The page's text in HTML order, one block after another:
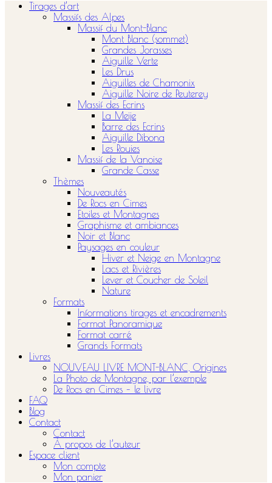
Tirages d’art
Massifs des Alpes
Massif du Mont-Blanc
Mont Blanc (sommet)
Grandes Jorasses
Aiguille Verte
Les Drus
Aiguilles de Chamonix
Aiguille Noire de Peuterey
Massif des Ecrins
La Meije
Barre des Ecrins
Aiguille Dibona
Les Rouies
Massif de la Vanoise
Grande Casse
Thèmes
Nouveautés
De Rocs en Cimes
Etoiles et Montagnes
Graphisme et ambiances
Noir et Blanc
Paysages en couleur
Hiver et Neige en Montagne
Lacs et Rivières
Lever et Coucher de Soleil
Nature
Formats
Informations tirages et encadrements
Format Panoramique
Format carré
Grands Formats
Livres
NOUVEAU LIVRE MONT-BLANC, Origines
La Photo de Montagne, par l’exemple
De Rocs en Cimes – le livre
FAQ
Blog
Contact
Contact
À propos de l’auteur
Espace client
Mon compte
Mon panier